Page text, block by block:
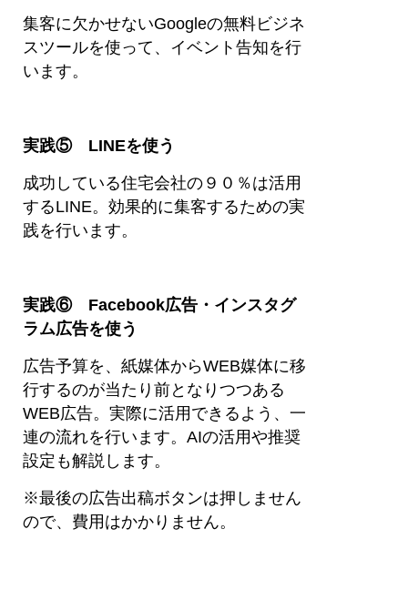
集客に欠かせないGoogleの無料ビジネ
スツールを使って、イベント告知を行
います。
実践⑤ LINEを使う
成功している住宅会社の９０％は活用
するLINE。効果的に集客するための実
践を行います。
実践⑥ Facebook広告・インスタグ
ラム広告を使う
広告予算を、紙媒体からWEB媒体に移
行するのが当たり前となりつつある
WEB広告。実際に活用できるよう、一
連の流れを行います。AIの活用や推奨
設定も解説します。
※最後の広告出稿ボタンは押しません
ので、費用はかかりません。